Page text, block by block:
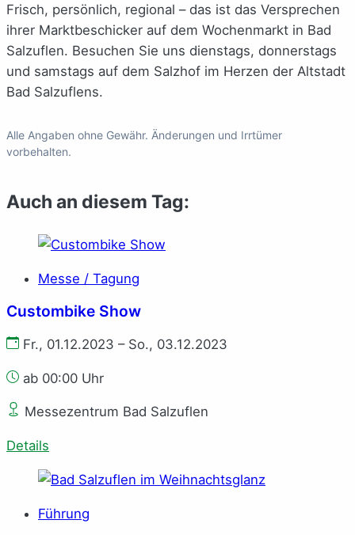
Frisch, persönlich, regional – das ist das Versprechen
ihrer Marktbeschicker auf dem Wochenmarkt in Bad
Salzuflen. Besuchen Sie uns dienstags, donnerstags
und samstags auf dem Salzhof im Herzen der Altstadt
Bad Salzuflens.
Alle Angaben ohne Gewähr. Änderungen und Irrtümer
vorbehalten.
Auch an diesem Tag:
Messe / Tagung
Custombike Show
Fr., 01.12.2023 – So., 03.12.2023
ab 00:00 Uhr
Messezentrum Bad Salzuflen
Details
Führung